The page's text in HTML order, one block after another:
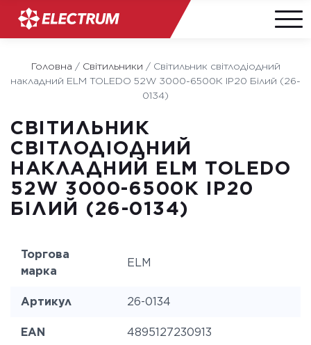
content
Головна / Світильники / Світильник світлодіодний
накладний ELM TOLEDO 52W 3000-6500К IP20 Білий (26-
0134)
СВІТИЛЬНИК
СВІТЛОДІОДНИЙ
НАКЛАДНИЙ ELM TOLEDO
52W 3000-6500К IP20
БІЛИЙ (26-0134)
Торгова
марка
ELM
Артикул 26-0134
EAN 4895127230913